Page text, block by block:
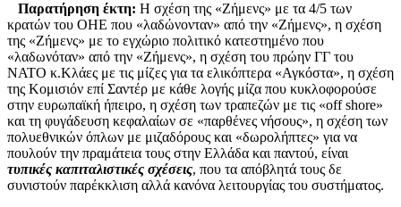
Παρατήρηση έκτη: Η σχέση της «Ζήμενς» με τα 4/5 των
κρατών του ΟΗΕ που «λαδώνονταν» από την «Ζήμενς», η σχέση
της «Ζήμενς» με το εγχώριο πολιτικό κατεστημένο που
«λαδωνόταν» από την «Ζήμενς», η σχέση του πρώην ΓΓ του
ΝΑΤΟ κ.Κλάες με τις μίζες για τα ελικόπτερα «Αγκόστα», η σχέση
της Κομισιόν επί Σαντέρ με κάθε λογής μίζα που κυκλοφορούσε
στην ευρωπαϊκή ήπειρο, η σχέση των τραπεζών με τις «off shore»
και τη φυγάδευση κεφαλαίων σε «παρθένες νήσους», η σχέση των
πολυεθνικών όπλων με μιζαδόρους και «δωρολήπτες» για να
πουλούν την πραμάτεια τους στην Ελλάδα και παντού, είναι
τυπικές καπιταλιστικές σχέσεις, που τα απόβλητά τους δε
συνιστούν παρέκκλιση αλλά κανόνα λειτουργίας του συστήματος.